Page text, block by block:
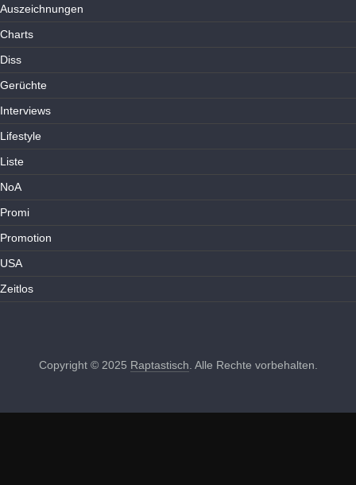
Auszeichnungen
Charts
Diss
Gerüchte
Interviews
Lifestyle
Liste
NoA
Promi
Promotion
USA
Zeitlos
Copyright © 2025 Raptastisch . Alle Rechte vorbehalten.